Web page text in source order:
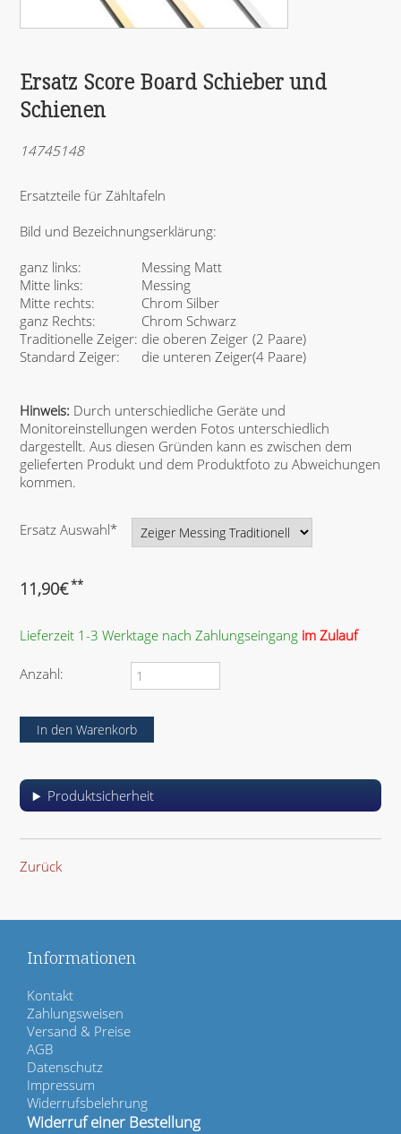
Ersatz Score Board Schieber und
Schienen
14745148
Ersatzteile für Zähltafeln
Bild und Bezeichnungserklärung:
ganz links:
Messing Matt
Mitte links:
Messing
Mitte rechts:
Chrom Silber
ganz Rechts:
Chrom Schwarz
Traditionelle Zeiger: die oberen Zeiger (2 Paare)
Standard Zeiger:
die unteren Zeiger(4 Paare)
Hinweis: Durch unterschiedliche Geräte und
Monitoreinstellungen werden Fotos unterschiedlich
dargestellt. Aus diesen Gründen kann es zwischen dem
gelieferten Produkt und dem Produktfoto zu Abweichungen
kommen.
P
i
c
t
e
Ersatz Auswahl*
11,90€**
Lieferzeit 1-3 Werktage nach Zahlungseingang im Zulauf
Anzahl:
Produktsicherheit
Zurück
Informationen
N
a
v
i
g
a
t
i
Kontakt
Zahlungsweisen
Versand & Preise
AGB
Datenschutz
Impressum
Widerrufsbelehrung
Widerruf einer Bestellung